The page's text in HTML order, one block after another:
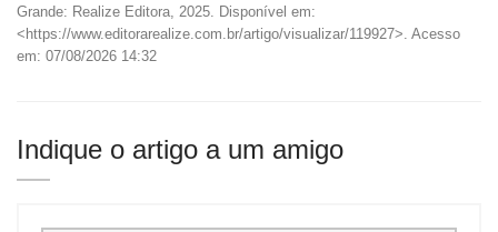
Grande: Realize Editora, 2025. Disponível em:
<https://www.editorarealize.com.br/artigo/visualizar/119927>. Acesso
em: 07/08/2026 14:32
Indique o artigo a um amigo